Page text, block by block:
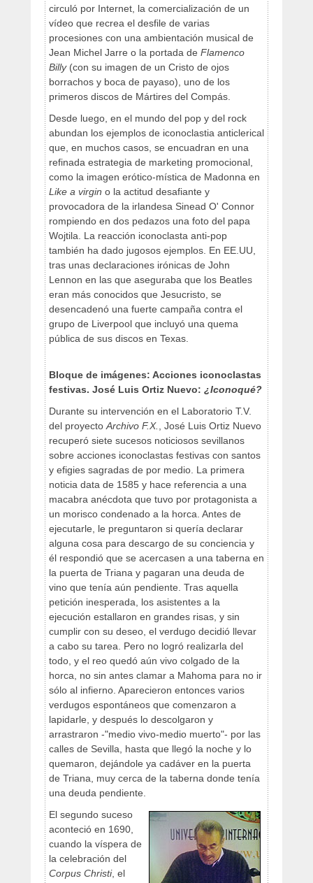
circuló por Internet, la comercialización de un
vídeo que recrea el desfile de varias
procesiones con una ambientación musical de
Jean Michel Jarre o la portada de Flamenco
Billy(con su imagen de un Cristo de ojos
borrachos y boca de payaso), uno de los
primeros discos de Mártires del Compás.
Desde luego, en el mundo del pop y del rock
abundan los ejemplos de iconoclastia anticlerical
que, en muchos casos, se encuadran en una
refinada estrategia de marketing promocional,
como la imagen erótico-mística de Madonna en
Like a virgin o la actitud desafiante y
provocadora de la irlandesa Sinead O' Connor
rompiendo en dos pedazos una foto del papa
Wojtila. La reacción iconoclasta anti-pop
también ha dado jugosos ejemplos. En EE.UU,
tras unas declaraciones irónicas de John
Lennon en las que aseguraba que los Beatles
eran más conocidos que Jesucristo, se
desencadenó una fuerte campaña contra el
grupo de Liverpool que incluyó una quema
pública de sus discos en Texas.
Bloque de imágenes: Acciones iconoclastas
festivas. José Luis Ortiz Nuevo: ¿Iconoqué?
Durante su intervención en el Laboratorio T.V.
del proyecto Archivo F.X.
, José Luis Ortiz Nuevo
recuperó siete sucesos noticiosos sevillanos
sobre acciones iconoclastas festivas con santos
y efigies sagradas de por medio. La primera
noticia data de 1585 y hace referencia a una
macabra anécdota que tuvo por protagonista a
un morisco condenado a la horca. Antes de
ejecutarle, le preguntaron si quería declarar
alguna cosa para descargo de su conciencia y
él respondió que se acercasen a una taberna en
la puerta de Triana y pagaran una deuda de
vino que tenía aún pendiente. Tras aquella
petición inesperada, los asistentes a la
ejecución estallaron en grandes risas, y sin
cumplir con su deseo, el verdugo decidió llevar
a cabo su tarea. Pero no logró realizarla del
todo, y el reo quedó aún vivo colgado de la
horca, no sin antes clamar a Mahoma para no ir
sólo al infierno. Aparecieron entonces varios
verdugos espontáneos que comenzaron a
lapidarle, y después lo descolgaron y
arrastraron -"medio vivo-medio muerto"- por las
calles de Sevilla, hasta que llegó la noche y lo
quemaron, dejándole ya cadáver en la puerta
de Triana, muy cerca de la taberna donde tenía
una deuda pendiente.
El segundo suceso
aconteció en 1690,
cuando la víspera de
la celebración del
Corpus Christi, el